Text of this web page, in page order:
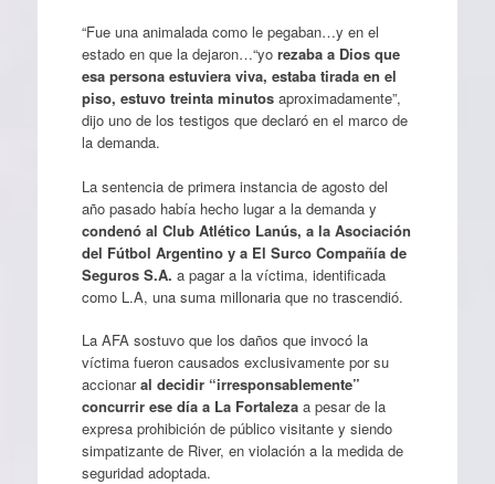
“Fue una animalada como le pegaban…y en el
estado en que la dejaron…“yo rezaba a Dios que
esa persona estuviera viva, estaba tirada en el
piso, estuvo treinta minutos aproximadamente”,
dijo uno de los testigos que declaró en el marco de
la demanda.
La sentencia de primera instancia de agosto del
año pasado había hecho lugar a la demanda y
condenó al Club Atlético Lanús, a la Asociación
del Fútbol Argentino y a El Surco Compañía de
Seguros S.A. a pagar a la víctima, identificada
como L.A, una suma millonaria que no trascendió.
La AFA sostuvo que los daños que invocó la
víctima fueron causados exclusivamente por su
accionaral decidir “irresponsablemente”
concurrir ese día a La Fortaleza a pesar de la
expresa prohibición de público visitante y siendo
simpatizante de River, en violación a la medida de
seguridad adoptada.